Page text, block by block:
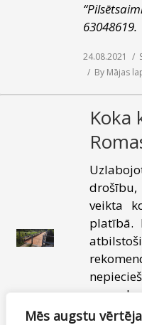
Mēs augstu
63048619.
24.08.2021
By Mājas
Koka
veikta
platībā.
un
SIA “EBS